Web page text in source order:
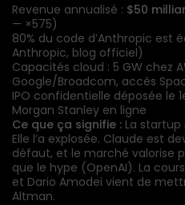
Revenue annualisé : $50
— ×575)
80% du code d’Anthropic est
Anthropic, blog officiel)
Capacités cloud : 5 GW chez
Google/Broadcom, accès
IPO confidentielle déposée le
Morgan Stanley en ligne
Ce que ça signifie : La startup
Elle l’a explosée. Claude est
défaut, et le marché valorise
que le hype (OpenAI). La
et Dario Amodei vient de
Altman.